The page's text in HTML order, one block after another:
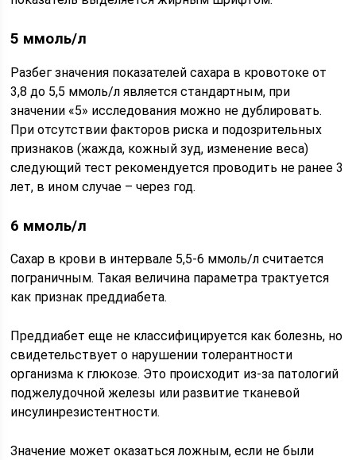
5 ммоль/л
Разбег значения показателей сахара в кровотоке от
3,8 до 5,5 ммоль/л является стандартным, при
значении «5» исследования можно не дублировать.
При отсутствии факторов риска и подозрительных
признаков (жажда, кожный зуд, изменение веса)
следующий тест рекомендуется проводить не ранее 3
лет, в ином случае – через год.
6 ммоль/л
Сахар в крови в интервале 5,5-6 ммоль/л считается
пограничным. Такая величина параметра трактуется
как признак преддиабета.
Преддиабет еще не классифицируется как болезнь, но
свидетельствует о нарушении толерантности
организма к глюкозе. Это происходит из-за патологий
поджелудочной железы или развитие тканевой
инсулинрезистентности.
Значение может оказаться ложным, если не были